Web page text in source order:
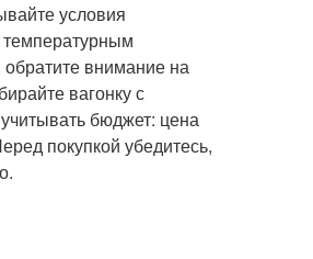
условия
температурным
внимание на
вагонку с
бюджет: цена
покупкой убедитесь,